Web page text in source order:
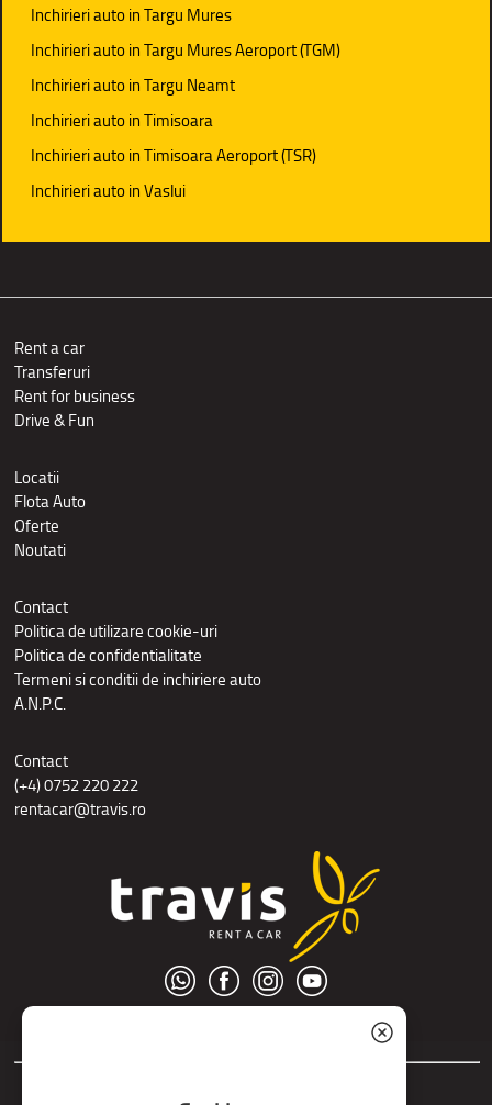
Inchirieri auto in Targu Mures
Inchirieri auto in Targu Mures Aeroport (TGM)
Inchirieri auto in Targu Neamt
Inchirieri auto in Timisoara
Inchirieri auto in Timisoara Aeroport (TSR)
Inchirieri auto in Vaslui
Rent a car
Transferuri
Rent for business
Drive & Fun
Locatii
Flota Auto
Oferte
Noutati
Contact
Politica de utilizare cookie-uri
Politica de confidentialitate
Termeni si conditii de inchiriere auto
A.N.P.C.
Contact
(+4) 0752 220 222
rentacar@travis.ro